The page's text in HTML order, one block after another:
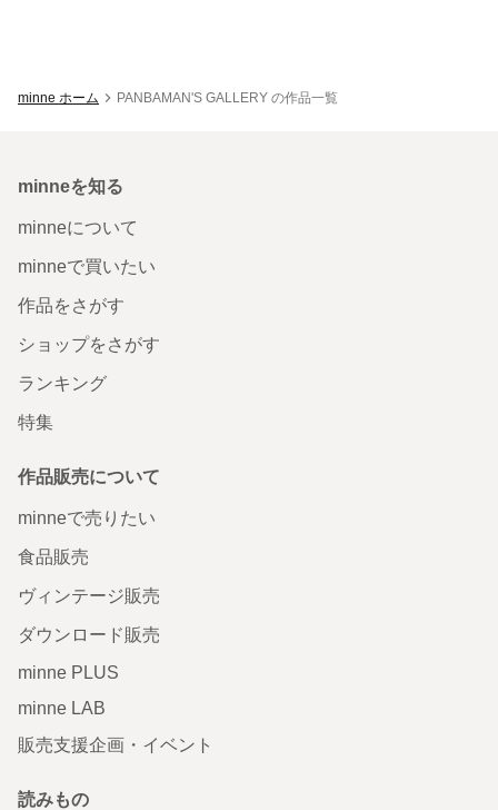
minne ホーム PANBAMAN'S GALLERY の作品一覧
minneを知る
minneについて
minneで買いたい
作品をさがす
ショップをさがす
ランキング
特集
作品販売について
minneで売りたい
食品販売
ヴィンテージ販売
ダウンロード販売
minne PLUS
minne LAB
販売支援企画・イベント
読みもの